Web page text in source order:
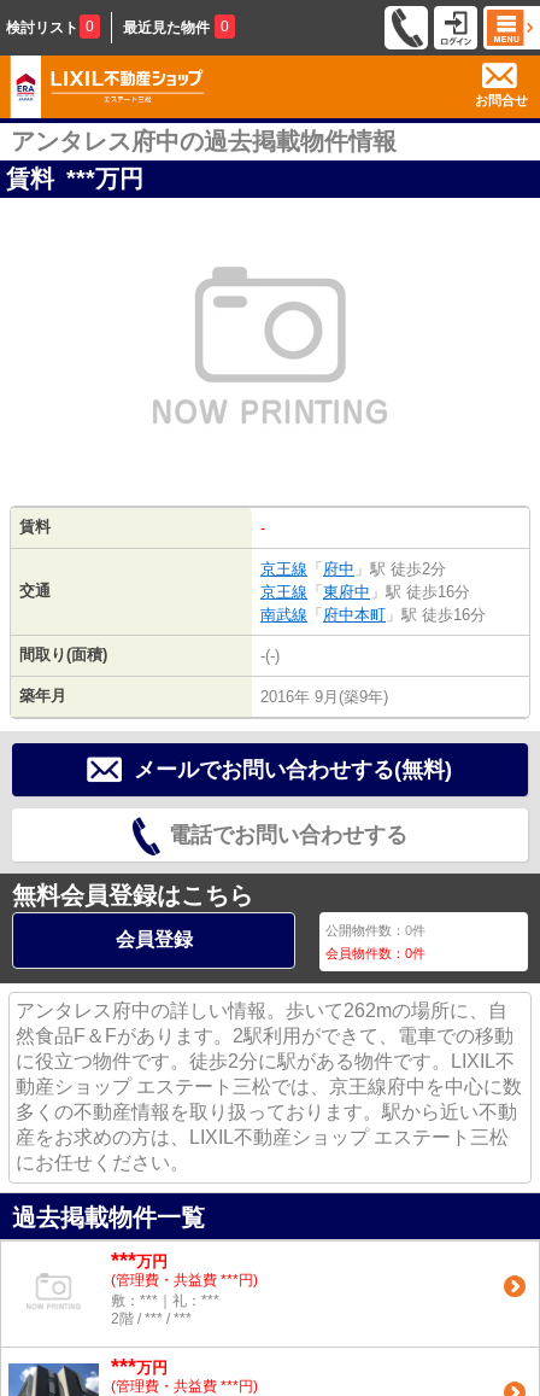
検討リスト 0 最近見た物件 0
お問合せ
アンタレス府中の過去掲載物件情報
賃料 ***万円
賃料 -
交通
京王線 「 府中 」駅 徒歩2分
京王線 「 東府中 」駅 徒歩16分
南武線 「 府中本町 」駅 徒歩16分
間取り(面積) -(-)
築年月 2016年 9月(築9年)
メールでお問い合わせする(無料)
電話でお問い合わせする
無料会員登録はこちら
会員登録 公開物件数：0件
会員物件数：0件
アンタレス府中の詳しい情報。歩いて262mの場所に、自
然食品F＆Fがあります。2駅利用ができて、電車での移動
に役立つ物件です。徒歩2分に駅がある物件です。LIXIL不
動産ショップ エステート三松では、京王線府中を中心に数
多くの不動産情報を取り扱っております。駅から近い不動
産をお求めの方は、LIXIL不動産ショップ エステート三松
にお任せください。
過去掲載物件一覧
***万円
(管理費・共益費 ***円)
敷：***｜礼：***
2階 / *** / ***
***万円
(管理費・共益費 ***円)